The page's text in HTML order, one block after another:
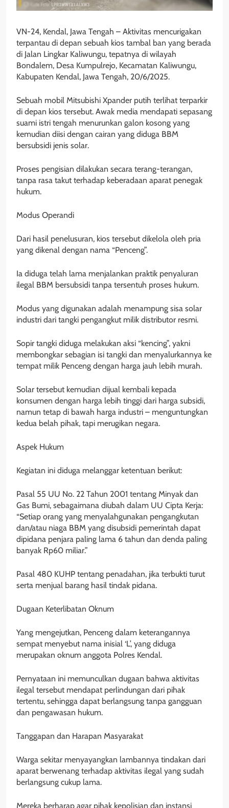
VN-24, Kendal, Jawa Tengah – Aktivitas mencurigakan
terpantau di depan sebuah kios tambal ban yang berada
di Jalan Lingkar Kaliwungu, tepatnya di wilayah
Bondalem, Desa Kumpulrejo, Kecamatan Kaliwungu,
Kabupaten Kendal, Jawa Tengah, 20/6/2025.
Sebuah mobil Mitsubishi Xpander putih terlihat terparkir
di depan kios tersebut. Awak media mendapati sepasang
suami istri tengah menurunkan galon kosong yang
kemudian diisi dengan cairan yang diduga BBM
bersubsidi jenis solar.
Proses pengisian dilakukan secara terang-terangan,
tanpa rasa takut terhadap keberadaan aparat penegak
hukum.
Modus Operandi
Dari hasil penelusuran, kios tersebut dikelola oleh pria
yang dikenal dengan nama “Penceng”.
Ia diduga telah lama menjalankan praktik penyaluran
ilegal BBM bersubsidi tanpa tersentuh proses hukum.
Modus yang digunakan adalah menampung sisa solar
industri dari tangki pengangkut milik distributor resmi.
Sopir tangki diduga melakukan aksi “kencing”, yakni
membongkar sebagian isi tangki dan menyalurkannya ke
tempat milik Penceng dengan harga jauh lebih murah.
Solar tersebut kemudian dijual kembali kepada
konsumen dengan harga lebih tinggi dari harga subsidi,
namun tetap di bawah harga industri – menguntungkan
kedua belah pihak, tapi merugikan negara.
Aspek Hukum
Kegiatan ini diduga melanggar ketentuan berikut:
Pasal 55 UU No. 22 Tahun 2001 tentang Minyak dan
Gas Bumi, sebagaimana diubah dalam UU Cipta Kerja:
“Setiap orang yang menyalahgunakan pengangkutan
dan/atau niaga BBM yang disubsidi pemerintah dapat
dipidana penjara paling lama 6 tahun dan denda paling
banyak Rp60 miliar.”
Pasal 480 KUHP tentang penadahan, jika terbukti turut
serta menjual barang hasil tindak pidana.
Dugaan Keterlibatan Oknum
Yang mengejutkan, Penceng dalam keterangannya
sempat menyebut nama inisial ‘L’, yang diduga
merupakan oknum anggota Polres Kendal.
Pernyataan ini memunculkan dugaan bahwa aktivitas
ilegal tersebut mendapat perlindungan dari pihak
tertentu, sehingga dapat berlangsung tanpa gangguan
dan pengawasan hukum.
Tanggapan dan Harapan Masyarakat
Warga sekitar menyayangkan lambannya tindakan dari
aparat berwenang terhadap aktivitas ilegal yang sudah
berlangsung cukup lama.
Mereka berharap agar pihak kepolisian dan instansi